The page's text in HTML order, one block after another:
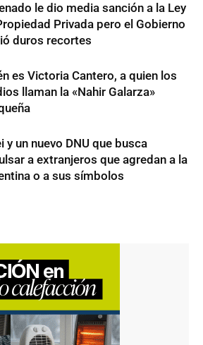
le dio media sanción a la Ley
Privada pero el Gobierno
duros recortes
es Victoria Cantero, a quien los
llaman la «Nahir Galarza»
y un nuevo DNU que busca
a extranjeros que agredan a la
o a sus símbolos